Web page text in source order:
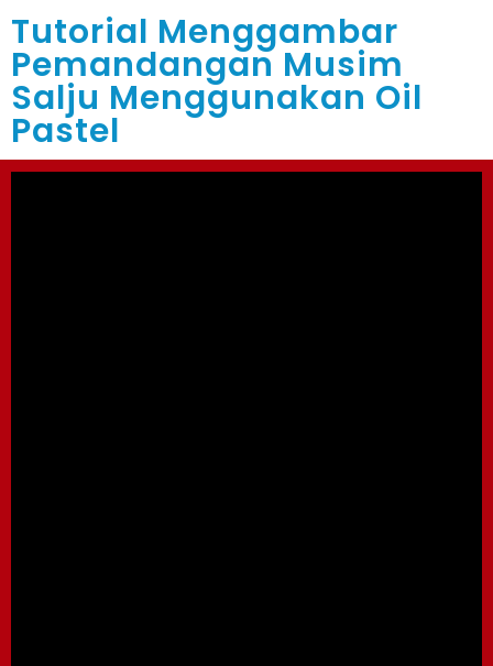
Tutorial Menggambar
Pemandangan Musim
Salju Menggunakan Oil
Pastel